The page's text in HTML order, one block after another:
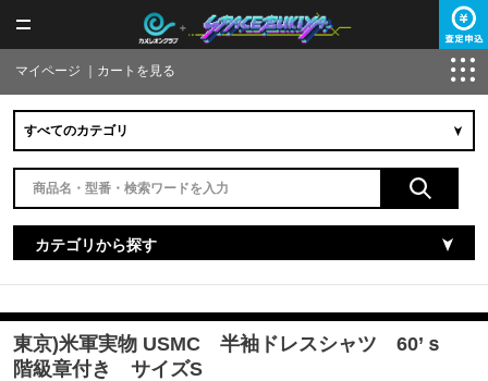
マイページ カートを見る
カテゴリから探す
東京)米軍実物 USMC 半袖ドレスシャツ 60’ｓ
階級章付き サイズS